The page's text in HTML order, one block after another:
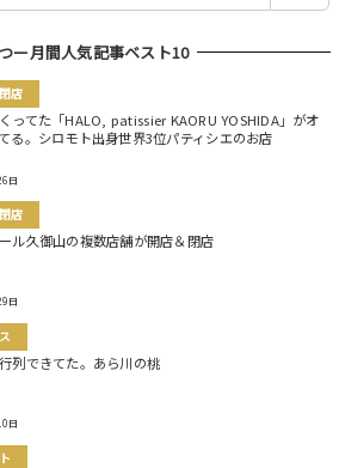
ー月間人気記事ベスト10
店
ってた「HALO, patissier KAORU YOSHIDA」がオ
る。シロモト出身世界3位パティシエのお店
日
店
ル久御山の複数店舗が開店＆閉店
日
列できてた。あら川の桃
日